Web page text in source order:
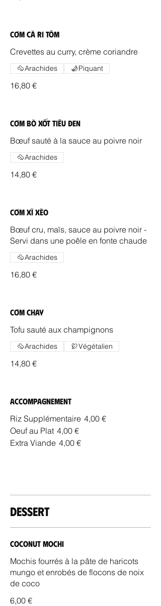
Cơm Cà Ri Tôm
Crevettes au curry, crème coriandre
16,80 €
Arachides Piquant
Cơm Bò Xốt Tiêu Đen
Bœuf sauté à la sauce au poivre noir
14,80 €
Arachides
Cơm Xì Xèo
Bœuf cru, maïs, sauce au poivre noir -
Servi dans une poêle en fonte chaude
16,80 €
Arachides
Cơm Chay
Tofu sauté aux champignons
14,80 €
Arachides Végétalien
Accompagnement
Riz Supplémentaire 4,00 €
Oeuf au Plat 4,00 €
Extra Viande 4,00 €
Dessert
Coconut Mochi
Mochis fourrés à la pâte de haricots
mungo et enrobés de flocons de noix
de coco
6,00 €